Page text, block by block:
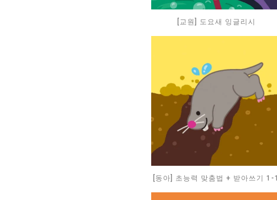
[교원] 도요새 잉글리시
[동아] 초능력 맞춤법 + 받아쓰기 1-1